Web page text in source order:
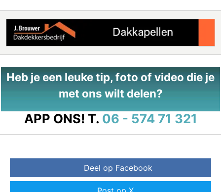
Heb je een leuke tip, foto of video die je
met ons wilt delen?
APP ONS! T. 06 - 574 71 321
Deel op Facebook